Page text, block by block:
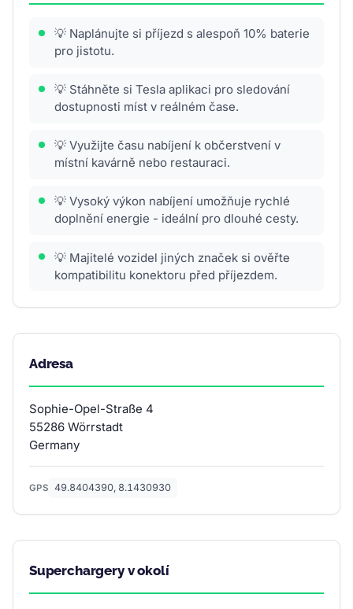
💡 Naplánujte si příjezd s alespoň 10% baterie
pro jistotu.
💡 Stáhněte si Tesla aplikaci pro sledování
dostupnosti míst v reálném čase.
💡 Využijte času nabíjení k občerstvení v
místní kavárně nebo restauraci.
💡 Vysoký výkon nabíjení umožňuje rychlé
doplnění energie - ideální pro dlouhé cesty.
💡 Majitelé vozidel jiných značek si ověřte
kompatibilitu konektoru před příjezdem.
Adresa
Sophie-Opel-Straße 4
55286 Wörrstadt
Germany
GPS 49.8404390, 8.1430930
Superchargery v okolí